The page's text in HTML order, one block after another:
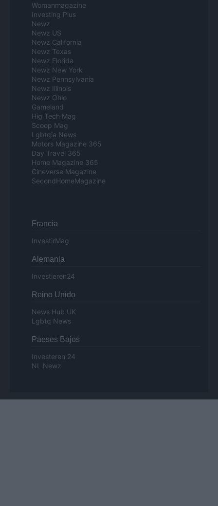
Womanmagazine
Investing Plus
Newz
Newz US
Newz California
Newz Texas
Newz Florida
Newz New York
Newz Pennsylvania
Newz Illinois
Newz Ohio
Gameland
Hig Tech Mag
Scoop Mag
Lgbtqia News
Motors Magazine 365
Day Travel 365
Home Magazine 365
Cineverse Magazine
SecondHomeMagazine
Francia
InvestirMag
Alemania
Investieren24
Reino Unido
News Hub UK
Lgbtq News
Paeses Bajos
Investeren 24
NL Newz